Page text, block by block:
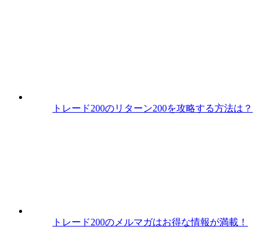
トレード200のリターン200を攻略する方法は？
トレード200のメルマガはお得な情報が満載！